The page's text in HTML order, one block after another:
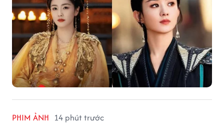
PHIM ẢNH 14 phút trước